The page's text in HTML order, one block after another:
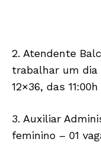
2. Atendente
trabalhar um dia
12×36, das
3. Auxiliar
feminino – 01